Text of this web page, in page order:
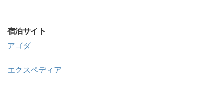
宿泊サイト
アゴダ
エクスペディア